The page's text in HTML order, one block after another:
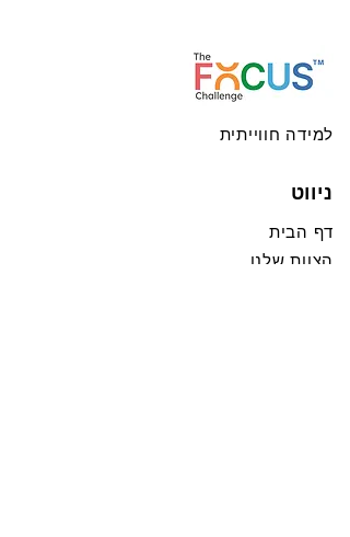
למידה חווייתית
ניווט
דף הבית
הצוות שלנו